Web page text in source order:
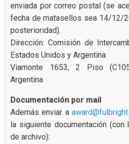
enviada por correo postal (se
fecha de matasellos sea 14/12/
posterioridad).
Dirección: Comisión de
Estados Unidos y Argentina
Viamonte 1653, 2 Piso
Argentina
Documentación por mail
Además enviar a
la siguiente documentación
de archivo):